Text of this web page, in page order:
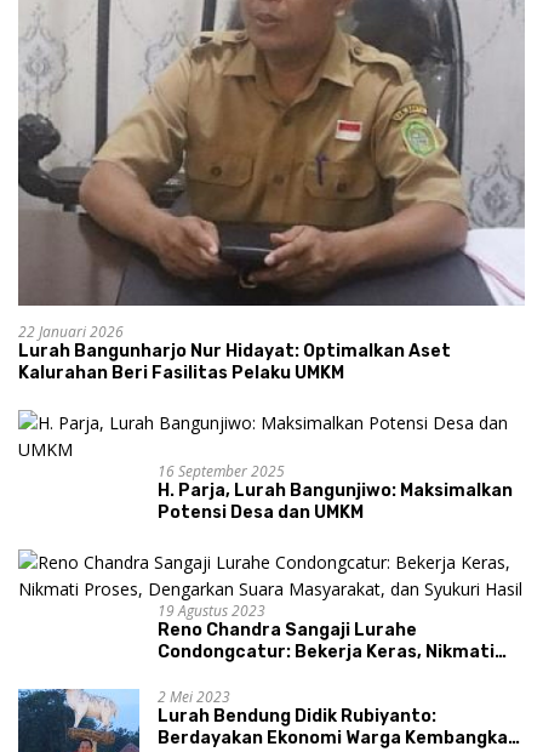
22 Januari 2026
Lurah Bangunharjo Nur Hidayat: Optimalkan Aset
Kalurahan Beri Fasilitas Pelaku UMKM
16 September 2025
H. Parja, Lurah Bangunjiwo: Maksimalkan
Potensi Desa dan UMKM
19 Agustus 2023
Reno Chandra Sangaji Lurahe
Condongcatur: Bekerja Keras, Nikmati
dan Syukuri Hasil
2 Mei 2023
Lurah Bendung Didik Rubiyanto:
Berdayakan Ekonomi Warga Kembangkan